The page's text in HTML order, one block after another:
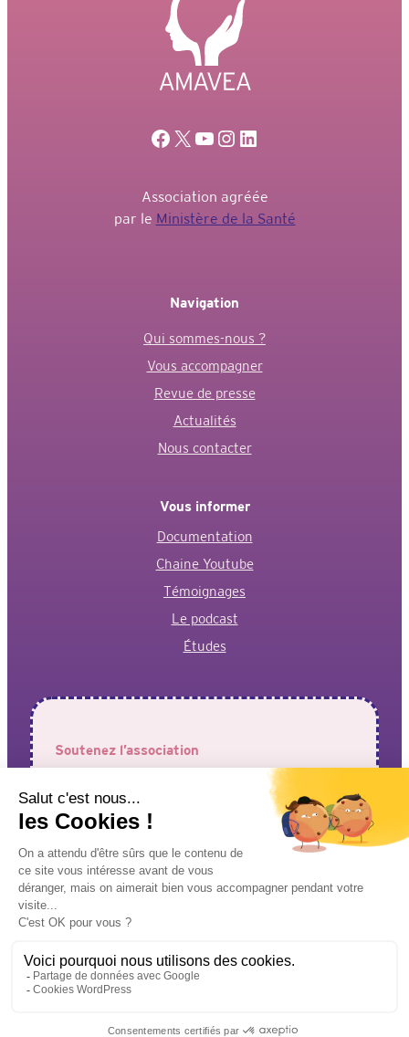
Facebook X YouTube Instagram LinkedIn
Association agréée
par le Ministère de la Santé
Navigation
Qui sommes-nous ?
Vous accompagner
Revue de presse
Actualités
Nous contacter
Vous informer
Documentation
Chaine Youtube
Témoignages
Le podcast
Études
Soutenez l’association
Votre aide est précieuse pour permettre à l’association de
faire entendre vos voix !
J’adhère à l’association Je fais un don
Mentions légales Politique de confidentialité